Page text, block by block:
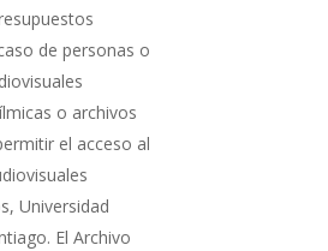
de personas o
o archivos
el acceso al
Universidad
El Archivo